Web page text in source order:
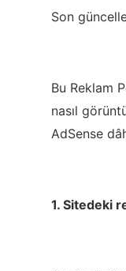
Son
Bu Reklam
nasıl
AdSense
1. Sitedeki